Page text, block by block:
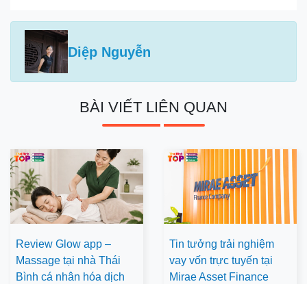
Diệp Nguyễn
BÀI VIẾT LIÊN QUAN
Review Glow app –
Massage tại nhà Thái
Bình cá nhân hóa dịch
Tin tưởng trải nghiệm
vay vốn trực tuyến tại
Mirae Asset Finance